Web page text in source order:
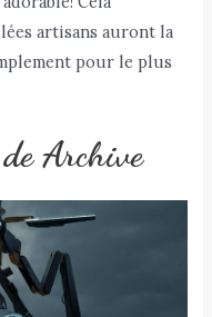
artisans auront la
pour le plus
Archive